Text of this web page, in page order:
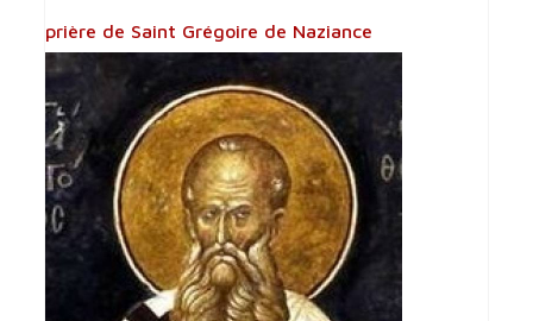
prière de Saint Grégoire de Naziance